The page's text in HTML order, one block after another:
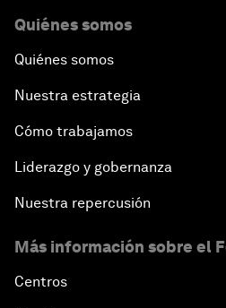
Quiénes somos
Quiénes somos
Nuestra estrategia
Cómo trabajamos
Liderazgo y gobernanza
Nuestra repercusión
Más información sobre el
Centros